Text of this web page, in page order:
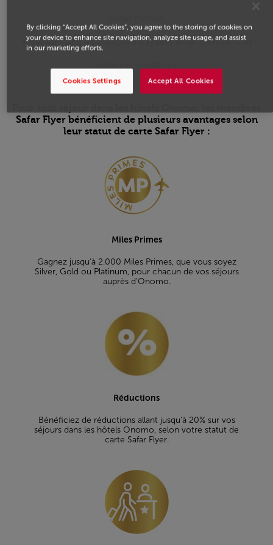
accueillant ainsi les voyageurs d’affaires et de loisirs dans les
Safar Flyer bénéficient de plusieurs avantages selon
leur statut de carte Safar Flyer :
Miles Primes
Gagnez jusqu'à 2.000 Miles Primes, que vous soyez
Silver, Gold ou Platinum, pour chacun de vos séjours
auprès d’Onomo.
Réductions
Bénéficiez de réductions allant jusqu'à 20% sur vos
séjours dans les hôtels Onomo, selon votre statut de
carte Safar Flyer.
By clicking “Accept All Cookies”, you agree to the storing of cookies on
your device to enhance site navigation, analyze site usage, and assist
in our marketing efforts.
Accept All Cookies
Cookies Settings